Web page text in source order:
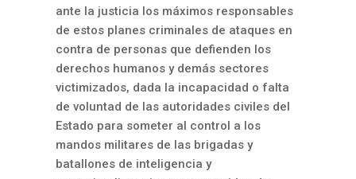
ante la justicia los máximos responsables
de estos planes criminales de ataques en
contra de personas que defienden los
derechos humanos y demás sectores
victimizados, dada la incapacidad o falta
de voluntad de las autoridades civiles del
Estado para someter al control a los
mandos militares de las brigadas y
batallones de inteligencia y